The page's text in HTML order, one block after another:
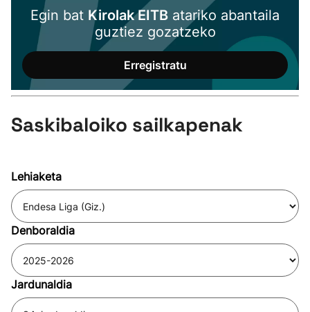
Egin bat Kirolak EITB atariko abantaila
guztiez gozatzeko
Erregistratu
Saskibaloiko sailkapenak
Lehiaketa
Denboraldia
Jardunaldia